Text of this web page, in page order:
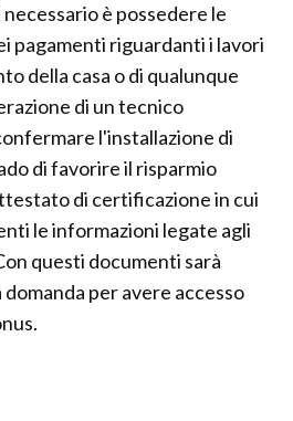
è possedere le
pagamenti riguardanti i lavori
della casa o di qualunque
di un tecnico
l'installazione di
di favorire il risparmio
di certificazione in cui
le informazioni legate agli
questi documenti sarà
per avere accesso